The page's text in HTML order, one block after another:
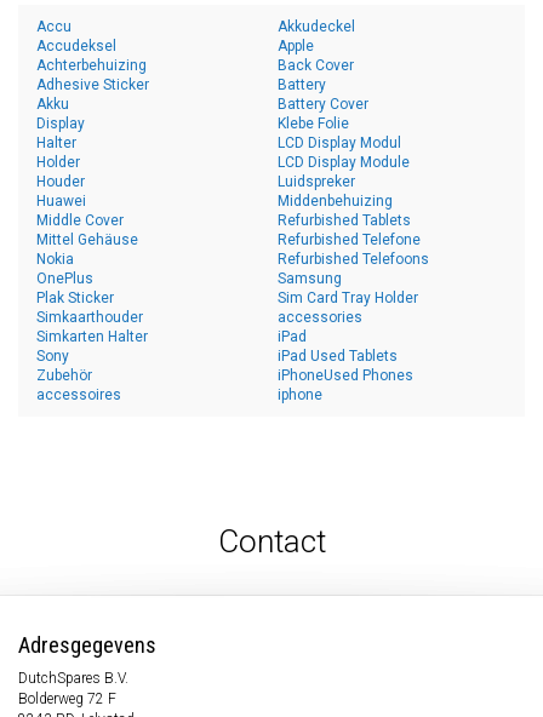
Accu
Accudeksel
Achterbehuizing
Adhesive Sticker
Akku
Akkudeckel
Apple
Back Cover
Battery
Battery Cover
Display
Halter
Holder
Houder
Huawei
Klebe Folie
LCD Display Modul
LCD Display Module
Luidspreker
Middenbehuizing
Middle Cover
Mittel Gehäuse
Nokia
OnePlus
Plak Sticker
Refurbished Tablets
Refurbished Telefone
Refurbished Telefoons
Samsung
Sim Card Tray Holder
Simkaarthouder
Simkarten Halter
Sony
Zubehör
accessoires
accessories
iPad
iPad Used Tablets
iPhoneUsed Phones
iphone
Contact
Adresgegevens
DutchSpares B.V.
Bolderweg 72 F